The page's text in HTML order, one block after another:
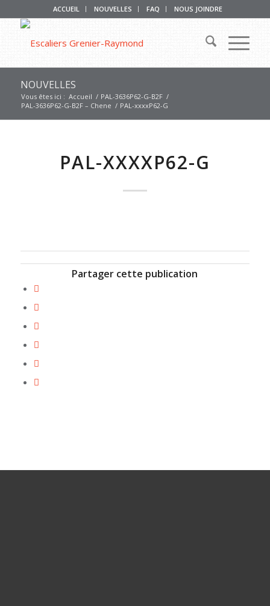
ACCUEIL NOUVELLES FAQ NOUS JOINDRE
NOUVELLES
Vous êtes ici : Accueil / PAL-3636P62-G-B2F /
PAL-3636P62-G-B2F – Chene / PAL-xxxxP62-G
PAL-XXXXP62-G
Partager cette publication